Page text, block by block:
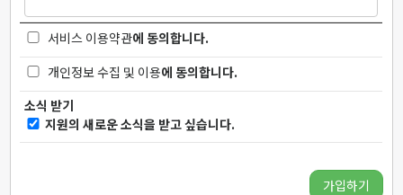
서비스 이용약관에 동의합니다.
개인정보 수집 및 이용에 동의합니다.
소식 받기
지원의 새로운 소식을 받고 싶습니다.
가입하기